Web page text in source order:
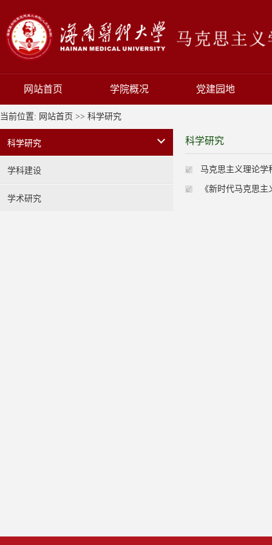
网站首页 学院概况 党建园地
当前位置: 网站首页 >> 科学研究
科学研究
学科建设
学术研究
科学研究
马克思主义理论学
《新时代马克思